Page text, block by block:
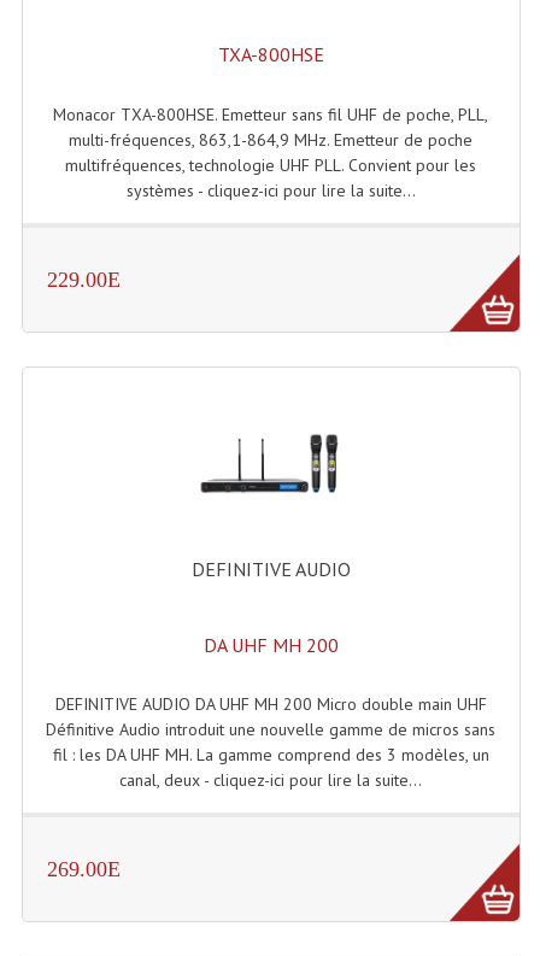
Flight Case Régie
Flight Cases Platine Disque. Lecteurs CD
Flight-Case Pour La Lumière
Meubles DJ
Rack 19" Standard Betonex
Valises Pour Clavier
Rack 19 Pouces Multiplis
Machines À Effets Fumées, Mousses, Liquid
TXA-800HSE
Monacor TXA-800HSE. Emetteur sans fil UHF de poche, PLL,
multi-fréquences, 863,1-864,9 MHz. Emetteur de poche
multifréquences, technologie UHF PLL. Convient pour les
systèmes - cliquez-ici pour lire la suite...
229.00E
DEFINITIVE AUDIO
DA UHF MH 200
DEFINITIVE AUDIO DA UHF MH 200 Micro double main UHF
Définitive Audio introduit une nouvelle gamme de micros sans
fil : les DA UHF MH. La gamme comprend des 3 modèles, un
canal, deux - cliquez-ici pour lire la suite...
269.00E